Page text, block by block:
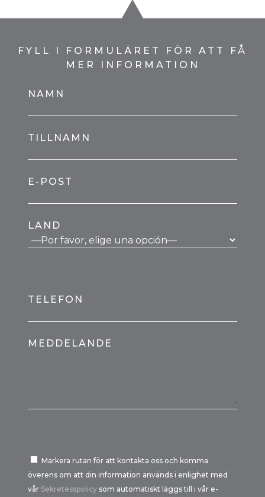
FYLL I FORMULÄRET FÖR ATT FÅ
MER INFORMATION
NAMN
TILLNAMN
E-POST
LAND
TELEFON
MEDDELANDE
Markera rutan för att kontakta oss och komma
överens om att din information används i enlighet med
vår Sekretesspolicy som automatiskt läggs till i vår e-